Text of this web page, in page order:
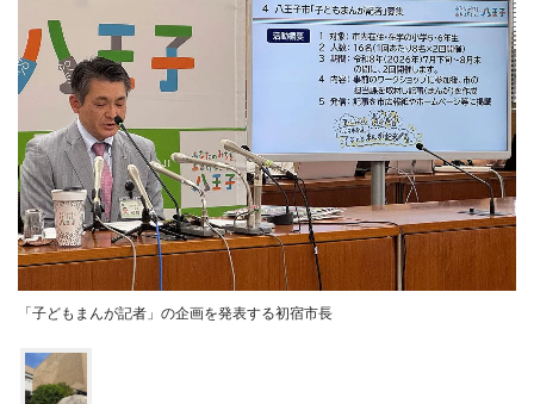
「子どもまんが記者」の企画を発表する初宿市長